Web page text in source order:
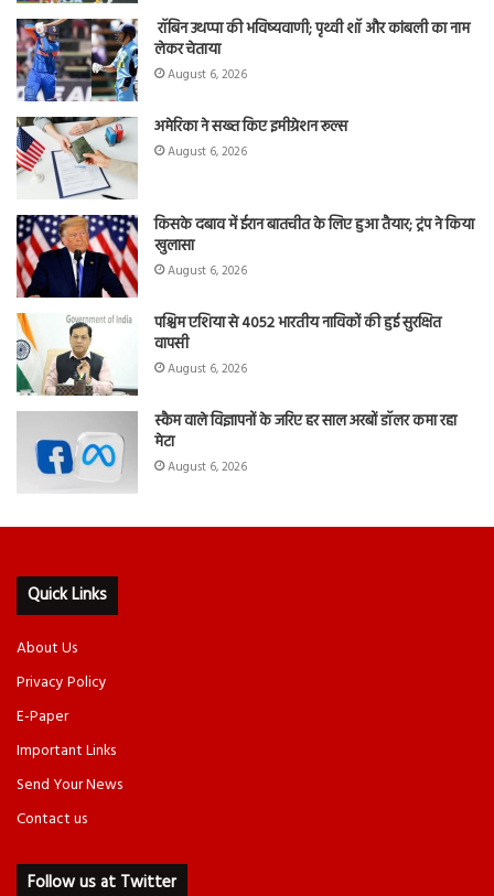
रॉबिन उथप्पा की भविष्यवाणी; पृथ्वी शॉ और कांबली का नाम
लेकर चेताया
August 6, 2026
अमेरिका ने सख्त किए इमीग्रेशन रूल्स
August 6, 2026
किसके दबाव में ईरान बातचीत के लिए हुआ तैयार; ट्रंप ने किया
खुलासा
August 6, 2026
पश्चिम एशिया से 4052 भारतीय नाविकों की हुई सुरक्षित
वापसी
August 6, 2026
स्कैम वाले विज्ञापनों के जरिए हर साल अरबों डॉलर कमा रहा
मेटा
August 6, 2026
Quick Links
About Us
Privacy Policy
E-Paper
Important Links
Send Your News
Contact us
Follow us at Twitter